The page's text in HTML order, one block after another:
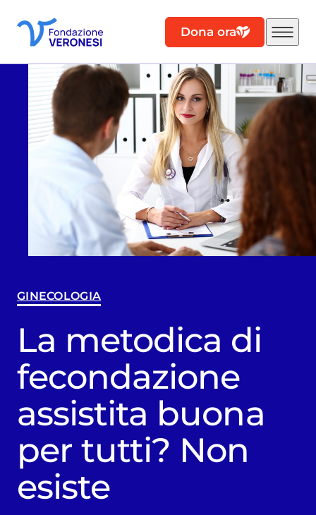
Dona ora
GINECOLOGIA
La metodica di
fecondazione
assistita buona
per tutti? Non
esiste